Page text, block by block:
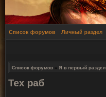
Список форумов Личный раздел
Список форумов » Я в первый раздел
Тех раб